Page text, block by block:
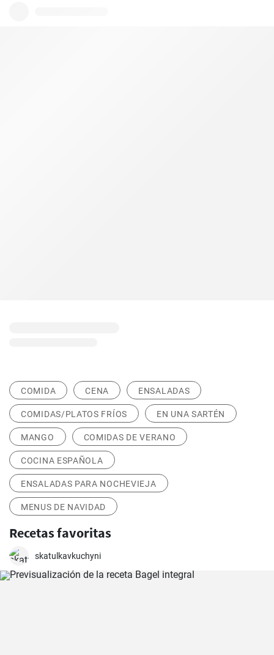
COMIDA CENA ENSALADAS
COMIDAS/PLATOS FRÍOS EN UNA SARTÉN
MANGO COMIDAS DE VERANO
COCINA ESPAÑOLA
ENSALADAS PARA NOCHEVIEJA
MENUS DE NAVIDAD
Recetas favoritas
skatulkavkuchyni